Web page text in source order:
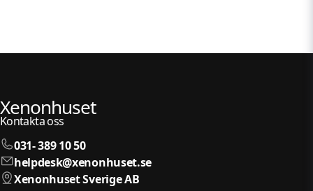
Xenonhuset
Kontakta oss
031- 389 10 50
helpdesk@xenonhuset.se
Xenonhuset Sverige AB